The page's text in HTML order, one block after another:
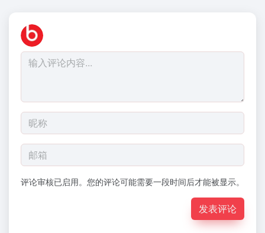
评论审核已启用。您的评论可能需要一段时间后才能被显示。
发表评论